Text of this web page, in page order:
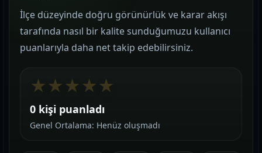
İlçe düzeyinde doğru görünürlük ve karar akışı
tarafında nasıl bir kalite sunduğumuzu kullanıcı
puanlarıyla daha net takip edebilirsiniz.
★★★★★
0 kişi puanladı
Genel Ortalama: Henüz oluşmadı